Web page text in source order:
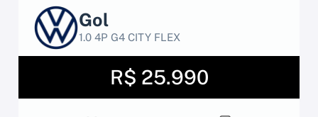
Gol
1.0 4P G4 CITY FLEX
R$ 25.990